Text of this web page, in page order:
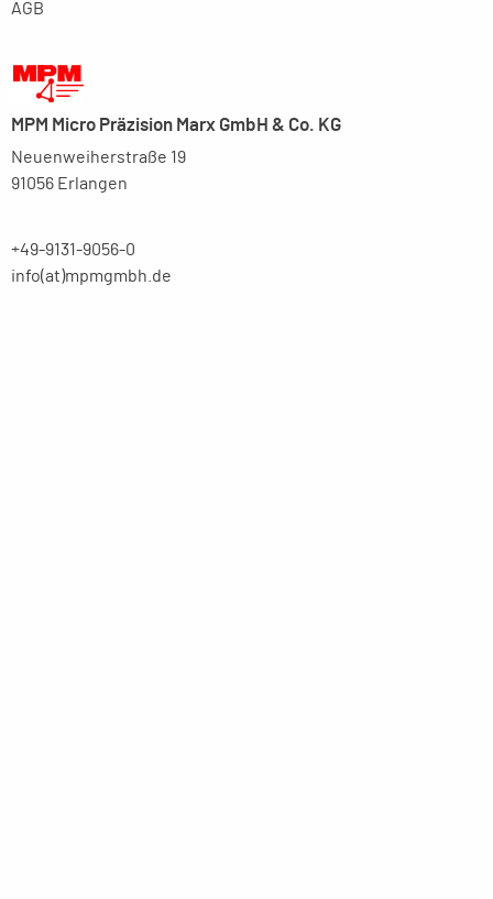
AGB
MPM Micro Präzision Marx GmbH & Co. KG
Neuenweiherstraße 19
91056 Erlangen
+49-9131-9056-0
info(at)mpmgmbh.de